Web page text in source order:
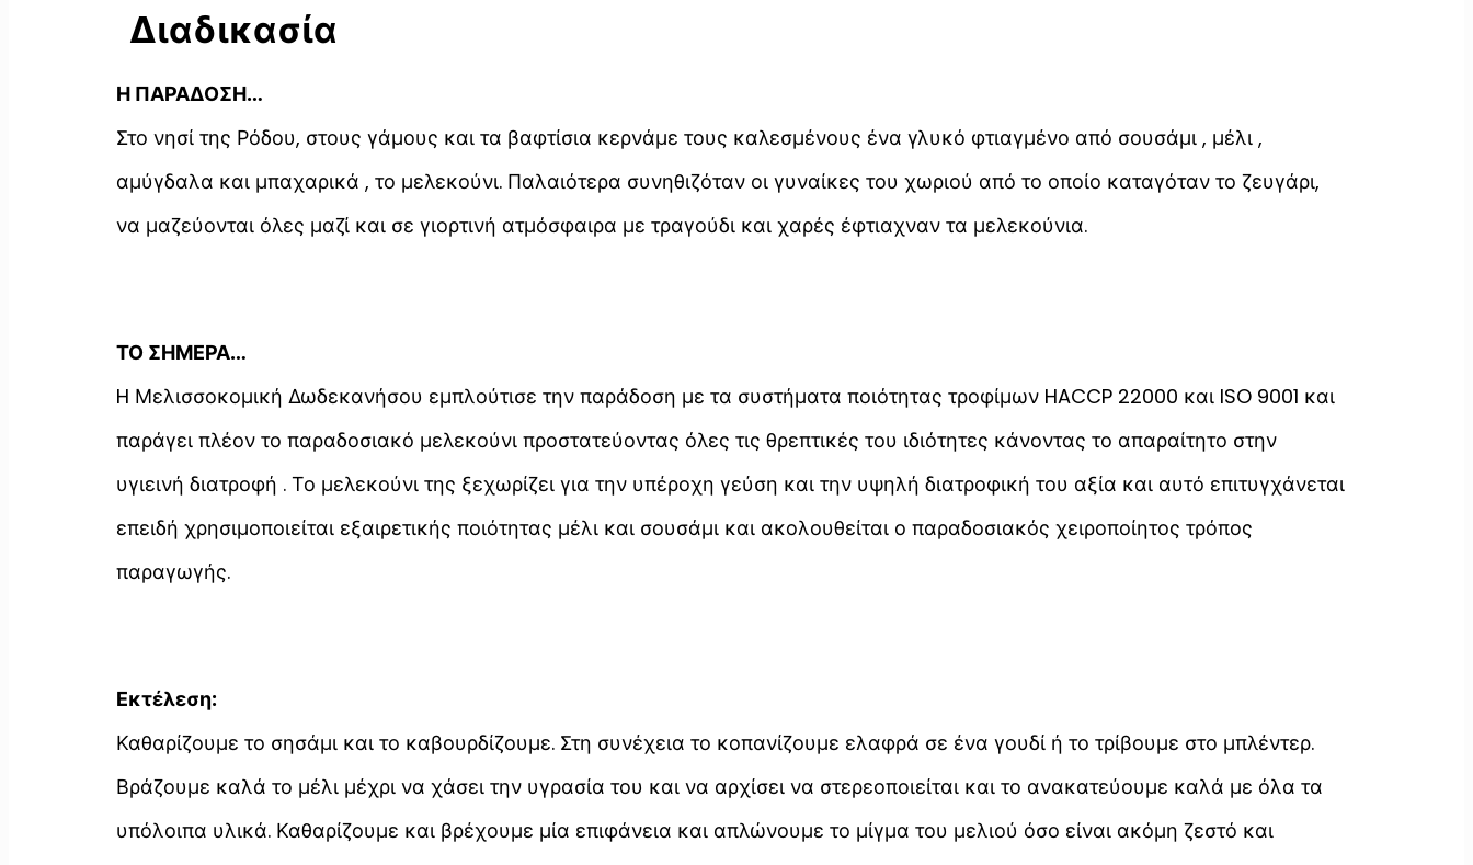
Διαδικασία
Η ΠΑΡΑΔΟΣΗ…
Στο νησί της Ρόδου, στους γάμους και τα βαφτίσια κερνάμε τους καλεσμένους ένα γλυκό φτιαγμένο από σουσάμι , μέλι ,
αμύγδαλα και μπαχαρικά , το μελεκούνι. Παλαιότερα συνηθιζόταν οι γυναίκες του χωριού από το οποίο καταγόταν το ζευγάρι,
να μαζεύονται όλες μαζί και σε γιορτινή ατμόσφαιρα με τραγούδι και χαρές έφτιαχναν τα μελεκούνια.
ΤΟ ΣΗΜΕΡΑ…
H Μελισσοκομική Δωδεκανήσου εμπλούτισε την παράδοση με τα συστήματα ποιότητας τροφίμων HACCP 22000 και ISO 9001 και
παράγει πλέον το παραδοσιακό μελεκούνι προστατεύοντας όλες τις θρεπτικές του ιδιότητες κάνοντας το απαραίτητο στην
υγιεινή διατροφή . Το μελεκούνι της ξεχωρίζει για την υπέροχη γεύση και την υψηλή διατροφική του αξία και αυτό επιτυγχάνεται
επειδή χρησιμοποιείται εξαιρετικής ποιότητας μέλι και σουσάμι και ακολουθείται ο παραδοσιακός χειροποίητος τρόπος
παραγωγής.
Εκτέλεση:
Καθαρίζουμε το σησάμι και το καβουρδίζουμε. Στη συνέχεια το κοπανίζουμε ελαφρά σε ένα γουδί ή το τρίβουμε στο μπλέντερ.
Βράζουμε καλά το μέλι μέχρι να χάσει την υγρασία του και να αρχίσει να στερεοποιείται και το ανακατεύουμε καλά με όλα τα
υπόλοιπα υλικά. Καθαρίζουμε και βρέχουμε μία επιφάνεια και απλώνουμε το μίγμα του μελιού όσο είναι ακόμη ζεστό και